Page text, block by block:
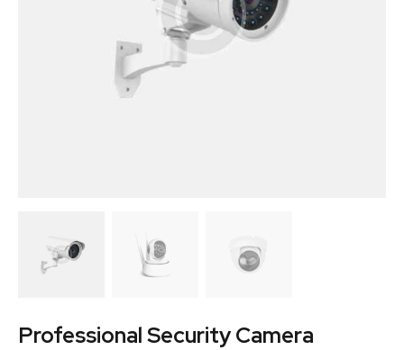
Professional Security Camera